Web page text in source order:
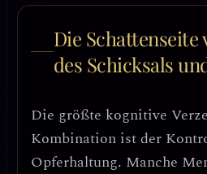
Die Schattenseite
des Schicksals
Die größte kognitive
Kombination ist der
Opferhaltung. Manche